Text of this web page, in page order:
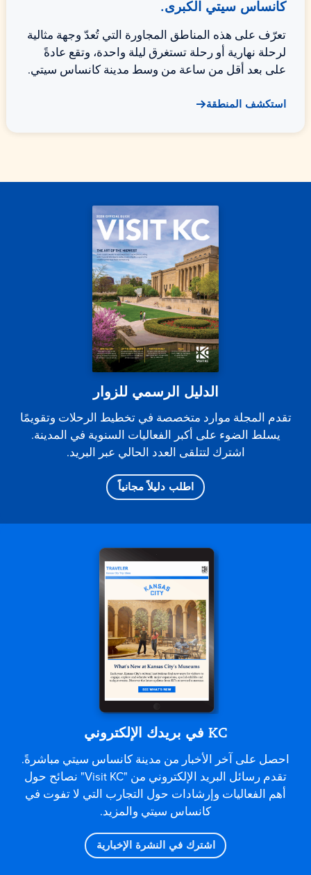
كانساس سيتي الكبرى.
تعرّف على هذه المناطق المجاورة التي تُعدّ وجهة مثالية
لرحلة نهارية أو رحلة تستغرق ليلة واحدة، وتقع عادةً
على بعد أقل من ساعة من وسط مدينة كانساس سيتي.
استكشف المنطقة
الدليل الرسمي للزوار
تقدم المجلة موارد متخصصة في تخطيط الرحلات وتقويمًا
يسلط الضوء على أكبر الفعاليات السنوية في المدينة.
اشترك لتتلقى العدد الحالي عبر البريد.
اطلب دليلاً مجانياً
KC في بريدك الإلكتروني
احصل على آخر الأخبار من مدينة كانساس سيتي مباشرةً.
تقدم رسائل البريد الإلكتروني من "Visit KC" نصائح حول
أهم الفعاليات وإرشادات حول التجارب التي لا تفوت في
كانساس سيتي والمزيد.
اشترك في النشرة الإخبارية